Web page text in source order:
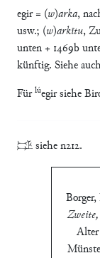
egir = (w)arka,
usw.; (w)arkītu,
unten + 1469b
künftig. Siehe
Für lúegir siehe
𒃾 siehe n212.
Borger,
Alter